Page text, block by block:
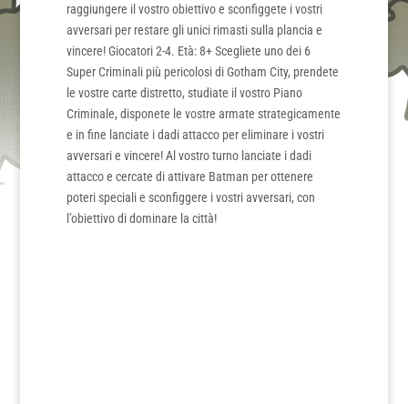
raggiungere il vostro obiettivo e sconfiggete i vostri
avversari per restare gli unici rimasti sulla plancia e
vincere! Giocatori 2-4. Età: 8+ Scegliete uno dei 6
Super Criminali più pericolosi di Gotham City, prendete
le vostre carte distretto, studiate il vostro Piano
Criminale, disponete le vostre armate strategicamente
e in fine lanciate i dadi attacco per eliminare i vostri
avversari e vincere! Al vostro turno lanciate i dadi
attacco e cercate di attivare Batman per ottenere
poteri speciali e sconfiggere i vostri avversari, con
l’obiettivo di dominare la città!